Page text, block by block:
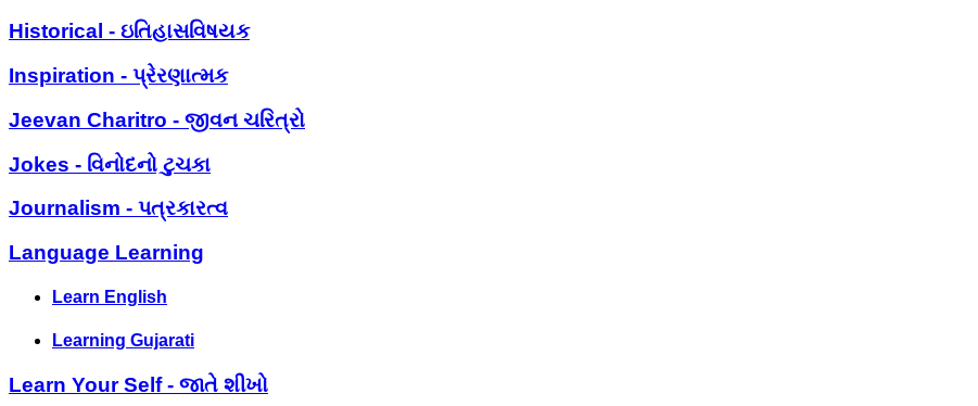
Historical - ઇતિહાસવિષયક
Inspiration - પ્રેરણાત્મક
Jeevan Charitro - જીવન ચરિત્રો
Jokes - વિનોદનો ટુચકા
Journalism - પત્રકારત્વ
Language Learning
Learn English
Learning Gujarati
Learn Your Self - જાતે શીખો